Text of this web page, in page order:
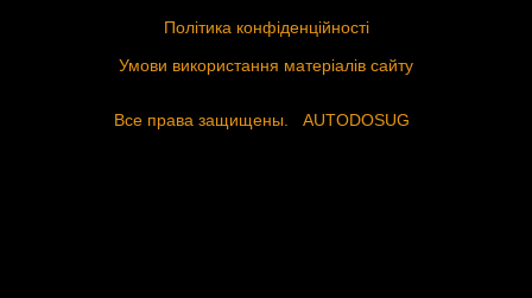
Політика конфіденційності
Умови використання матеріалів сайту
Все права защищены. AUTODOSUG